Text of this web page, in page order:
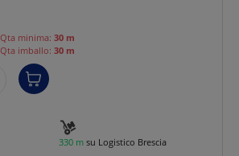
Qta minima: 30 m
Qta imballo: 30 m
330 m su Logistico Brescia